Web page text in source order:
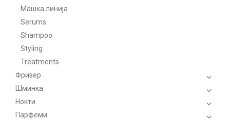
Машка линија
Serums
Shampoo
Styling
Treatments
Фризер
Шминка
Нокти
Парфеми